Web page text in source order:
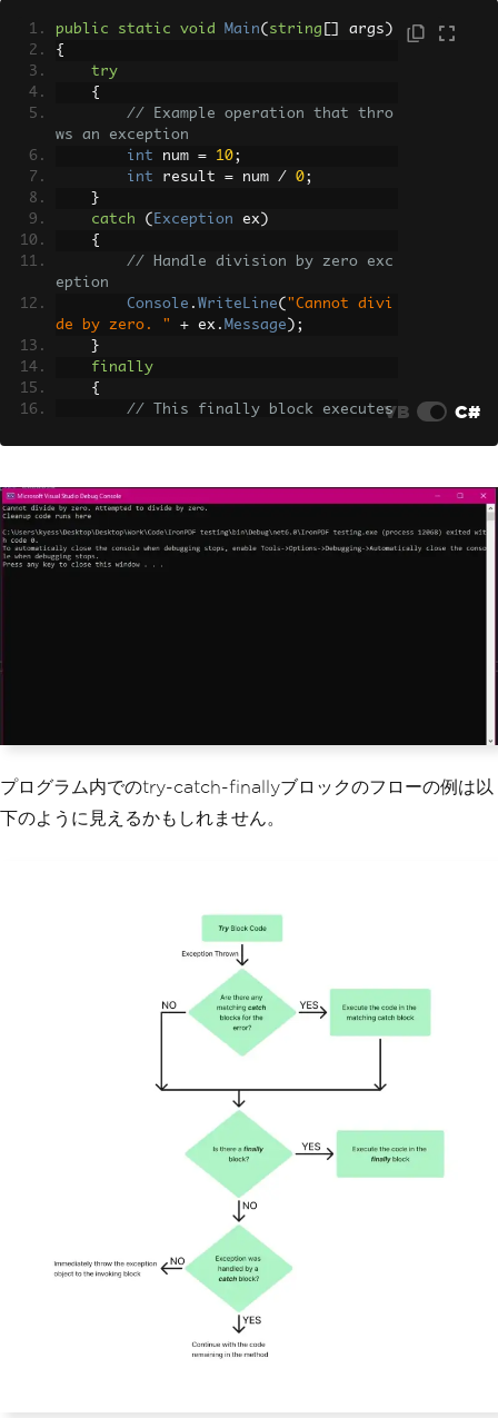
public static void Main( string args )
{
try
{
// Example operation that thro
ws an exception
int num = 10;
int result = num / 0;
}
catch
( Exception ex )
{
// Handle division by zero exc
eption
Console . WriteLine( "Cannot divi
de by zero. "
+ ex . Message );
}
finally
{
// This finally block executes
e runs here");
}
}
VB C#
プログラム内でのtry-catch-finallyブロックのフローの例は以
下のように見えるかもしれません。